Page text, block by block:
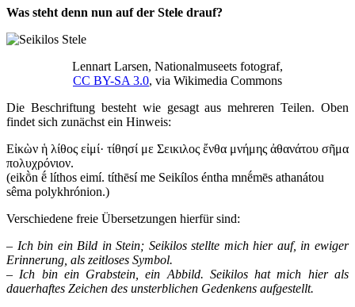
Was steht denn nun auf der Stele drauf?
Lennart Larsen, Nationalmuseets fotograf,
CC BY-SA 3.0, via Wikimedia Commons
Die Beschriftung besteht wie gesagt aus mehreren Teilen. Oben
findet sich zunächst ein Hinweis:
Εἰκὼν ἡ λίθος εἰμί· τίθησί με Σεικιλος ἔνθα μνήμης ἀθανάτου σῆμα
πολυχρόνιον.
(eikṑn ḗ líthos eimí. títhēsí me Seikílos éntha mnḗmēs athanátou
sêma polykhrónion.)
Verschiedene freie Übersetzungen hierfür sind:
– Ich bin ein Bild in Stein; Seikilos stellte mich hier auf, in ewiger
Erinnerung, als zeitloses Symbol.
– Ich bin ein Grabstein, ein Abbild. Seikilos hat mich hier als
dauerhaftes Zeichen des unsterblichen Gedenkens aufgestellt.